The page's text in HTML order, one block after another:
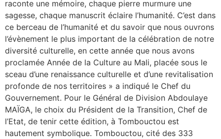
raconte une mémoire, chaque pierre murmure une
sagesse, chaque manuscrit éclaire l’humanité. C’est dans
ce berceau de l’humanité et du savoir que nous ouvrons
l’évènement le plus important de la célébration de notre
diversité culturelle, en cette année que nous avons
proclamée Année de la Culture au Mali, placée sous le
sceau d’une renaissance culturelle et d’une revitalisation
profonde de nos territoires » a indiqué le Chef du
Gouvernement. Pour le Général de Division Abdoulaye
MAÏGA, le choix du Président de la Transition, Chef de
l’Etat, de tenir cette édition, à Tombouctou est
hautement symbolique. Tombouctou, cité des 333